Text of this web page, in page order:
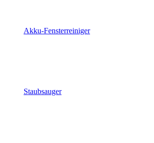
Akku-Fensterreiniger
Staubsauger